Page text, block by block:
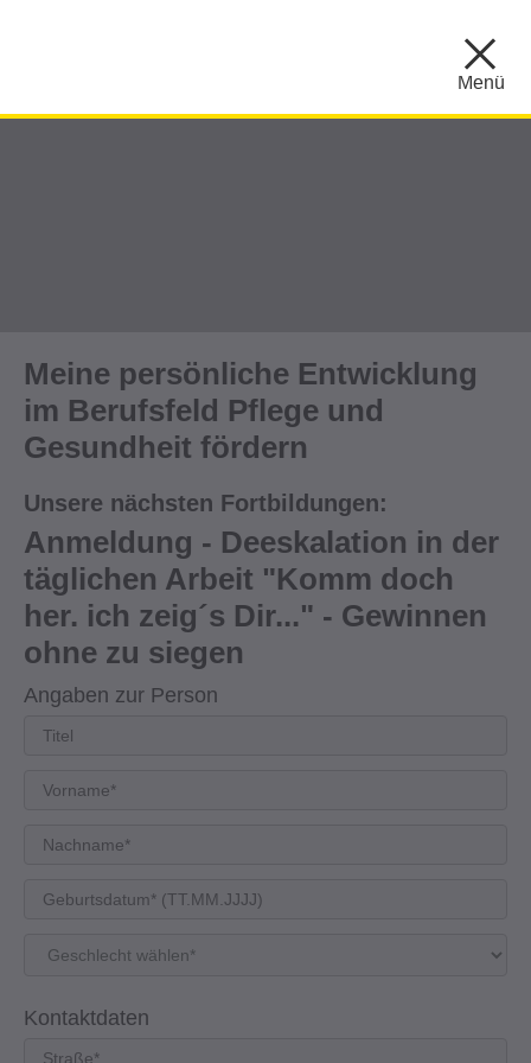
Menü
Meine persönliche Entwicklung
im Berufsfeld Pflege und
Gesundheit fördern
Unsere nächsten Fortbildungen:
Anmeldung - Deeskalation in der
täglichen Arbeit "Komm doch
her. ich zeig´s Dir..." - Gewinnen
ohne zu siegen
Angaben zur Person
Kontaktdaten